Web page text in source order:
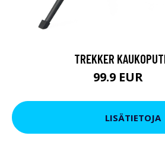
TREKKER
99.9 EUR
LISÄTIETOJA